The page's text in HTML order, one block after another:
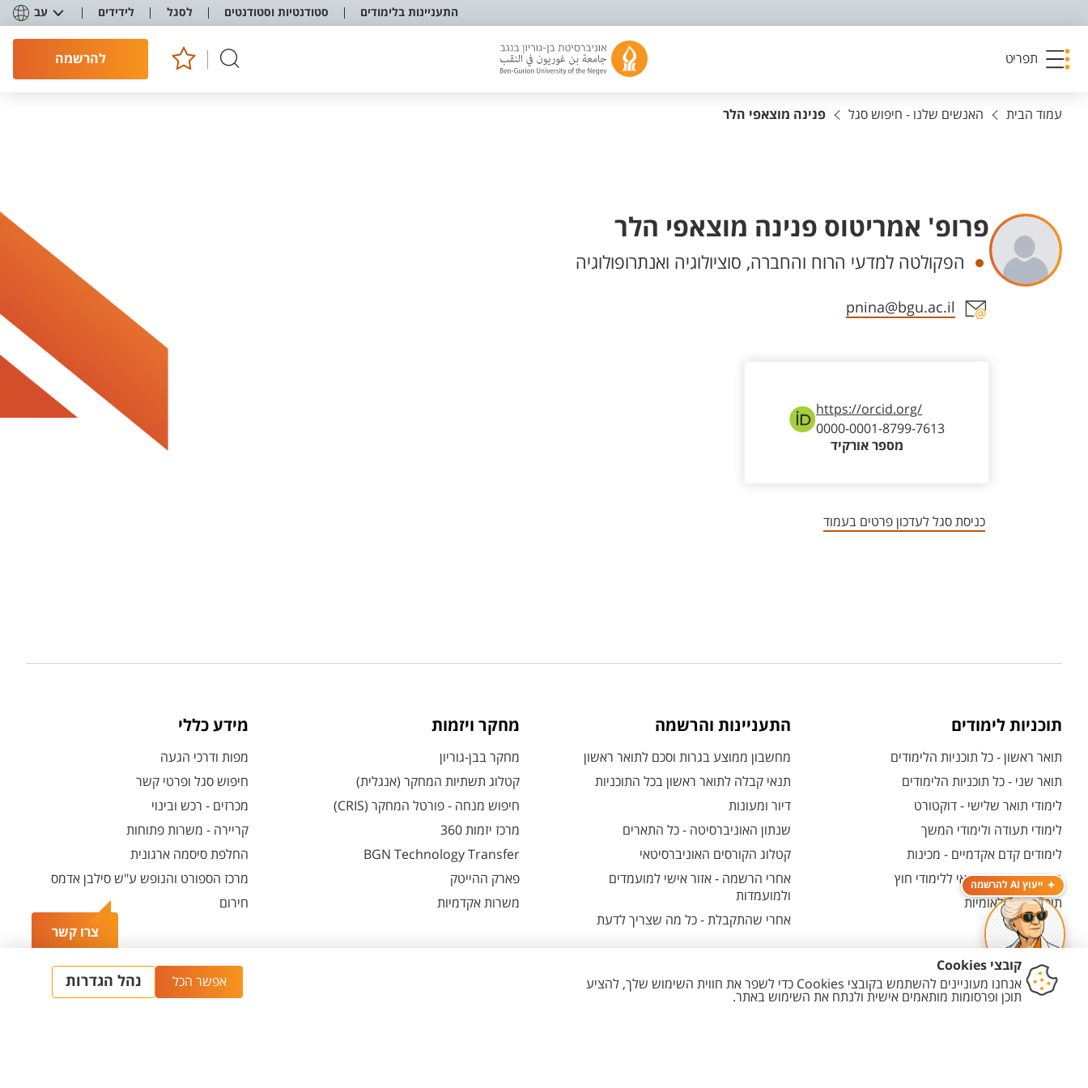
התעניינות בלימודים סטודנטיות וסטודנטים לסגל לידידים עב
תפריט להרשמה
צרו קשר
ייעוץ AI להרשמה
עמוד הבית האנשים שלנו - חיפוש סגל פנינה מוצאפי הלר
פרופ' אמריטוס פנינה מוצאפי הלר
יחידותהפקולטה למדעי הרוח והחברה, סוציולוגיה ואנתרופולוגיה
אזור צור קשר עם איש הסגל
pnina@bgu.ac.il
https://orcid.org/
0000-0001-8799-7613
מספר אורקיד
כניסת סגל לעדכון פרטים בעמוד
תוכניות לימודים
תואר ראשון - כל תוכניות הלימודים
תואר שני - כל תוכניות הלימודים
לימודי תואר שלישי - דוקטורט
לימודי תעודה ולימודי המשך
לימודים קדם אקדמיים - מכינות
המרכז האוניברסיטאי ללימודי חוץ
תוכניות בין-לאומיות
התעניינות והרשמה
מחשבון ממוצע בגרות וסכם לתואר ראשון
תנאי קבלה לתואר ראשון בכל התוכניות
דיור ומעונות
שנתון האוניברסיטה - כל התארים
קטלוג הקורסים האוניברסיטאי
אחרי הרשמה - אזור אישי למועמדים
ולמועמדות
אחרי שהתקבלת - כל מה שצריך לדעת
מחקר ויזמות
מחקר בבן-גוריון
קטלוג תשתיות המחקר (אנגלית)
חיפוש מנחה - פורטל המחקר (CRIS)
מרכז יזמות 360
BGN Technology Transfer
פארק ההייטק
משרות אקדמיות
מידע כללי
מפות ודרכי הגעה
חיפוש סגל ופרטי קשר
מכרזים - רכש ובינוי
קריירה - משרות פתוחות
החלפת סיסמה ארגונית
מרכז הספורט והנופש ע"ש סילבן אדמס
חירום